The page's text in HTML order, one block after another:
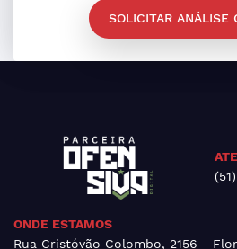
SOLICITAR ANÁLISE
ONDE ESTAMOS
Rua Cristóvão Colombo, 2156 -